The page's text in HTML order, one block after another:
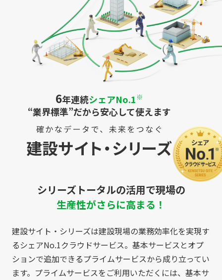
6年連続シェアNo.1 ※
“業界標準”だから安心して使えます
シリーズトータルの活用で現場の
生産性がさらに高まる！
建設サイト・シリーズは建設現場の業務効率化を実現す
るシェアNo.1クラウドサービス。基本サービスとオプ
ションで追加できるプライムサービスから成り立ってい
ます。プライムサービスをご利用いただくには、基本サ